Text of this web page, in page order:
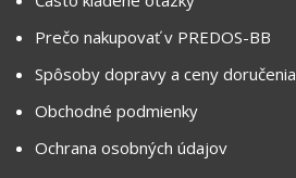
Prečo nakupovať v PREDOS-BB
Spôsoby dopravy a ceny doručenia
Obchodné podmienky
Ochrana osobných údajov